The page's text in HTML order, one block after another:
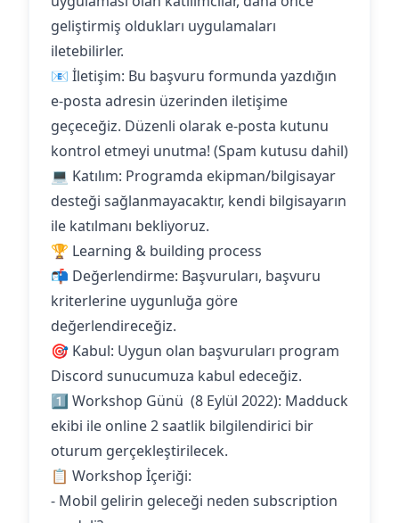
geliştirmiş oldukları uygulamaları
iletebilirler.
📧 İletişim: Bu başvuru formunda yazdığın
e-posta adresin üzerinden iletişime
geçeceğiz. Düzenli olarak e-posta kutunu
kontrol etmeyi unutma! (Spam kutusu dahil)
💻 Katılım: Programda ekipman/bilgisayar
desteği sağlanmayacaktır, kendi bilgisayarın
ile katılmanı bekliyoruz.
🏆 Learning & building process
📬 Değerlendirme: Başvuruları, başvuru
kriterlerine uygunluğa göre
değerlendireceğiz.
🎯 Kabul: Uygun olan başvuruları program
Discord sunucumuza kabul edeceğiz.
1️⃣ Workshop Günü (8 Eylül 2022): Madduck
ekibi ile online 2 saatlik bilgilendirici bir
oturum gerçekleştirilecek.
📋 Workshop İçeriği:
- Mobil gelirin geleceği neden subscription